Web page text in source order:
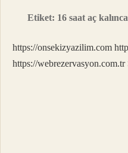
Etiket: 16 saat aç
https://onsekizyazilim.com
https://webrezervasyon.com.tr